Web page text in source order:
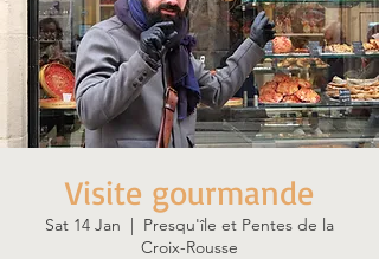
Visite gourmande
Sat 14 Jan
  |
Presqu'île et Pentes de la
Croix-Rousse